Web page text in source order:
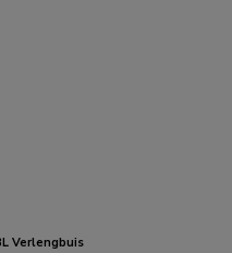
Verlengbuis